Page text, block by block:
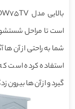
است تا مراحل
استفاده کرده است که
گیرد و از آن ها بیرون